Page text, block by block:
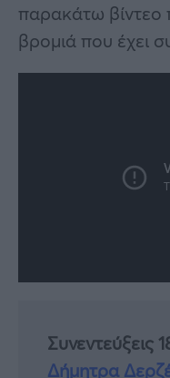
παρακάτω βίντεο
βρομιά που έχει
Συνεντεύξεις
Δήμητρα